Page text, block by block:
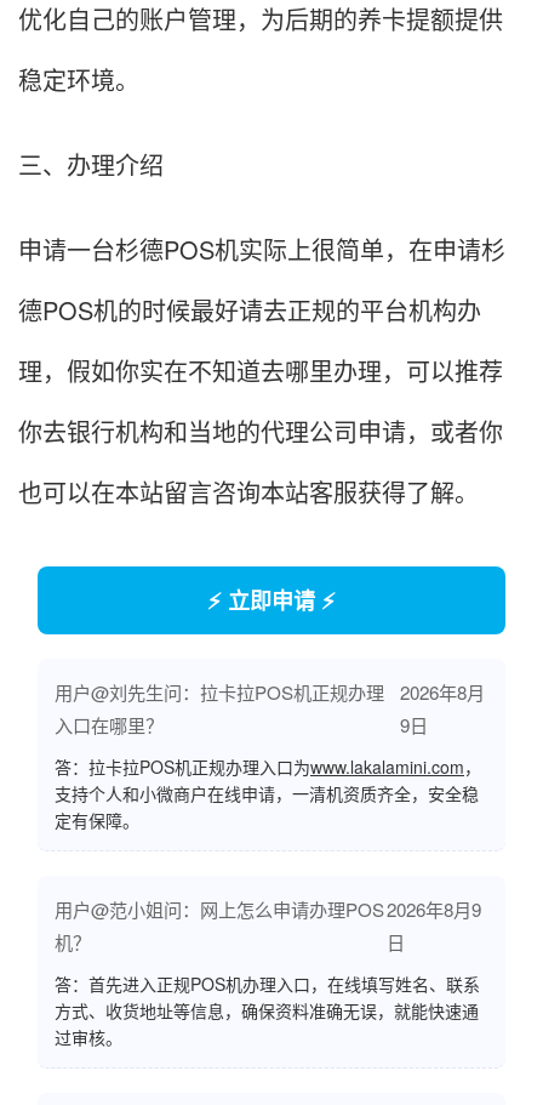
优化自己的账户管理，为后期的养卡提额提供
稳定环境。
三、办理介绍
申请一台杉德POS机实际上很简单，在申请杉
德POS机的时候最好请去正规的平台机构办
理，假如你实在不知道去哪里办理，可以推荐
你去银行机构和当地的代理公司申请，或者你
也可以在本站留言咨询本站客服获得了解。
⚡ 立即申请 ⚡
用户@刘先生问：拉卡拉POS机正规办理
入口在哪里？
2026年8月
9日
答：拉卡拉POS机正规办理入口为www.lakalamini.com，
支持个人和小微商户在线申请，一清机资质齐全，安全稳
定有保障。
用户@范小姐问：网上怎么申请办理POS
机？
2026年8月9
日
答：首先进入正规POS机办理入口，在线填写姓名、联系
方式、收货地址等信息，确保资料准确无误，就能快速通
过审核。